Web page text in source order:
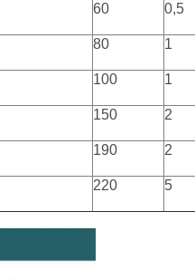
60 0,5
80 1
100 1
150 2
190 2
220 5